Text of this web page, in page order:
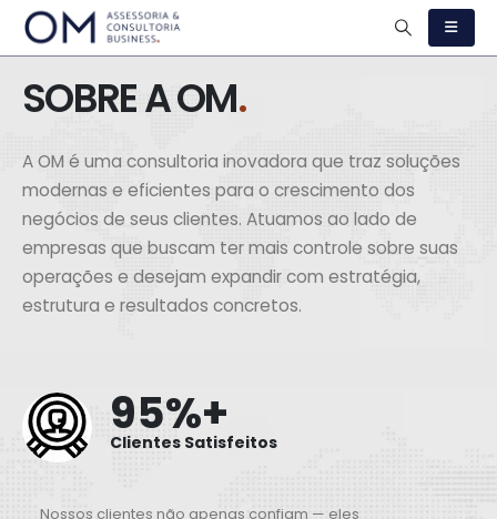
SOBRE A OM.
A OM é uma consultoria inovadora que traz soluções
modernas e eficientes para o crescimento dos
negócios de seus clientes. Atuamos ao lado de
empresas que buscam ter mais controle sobre suas
operações e desejam expandir com estratégia,
estrutura e resultados concretos.
95%+
Clientes Satisfeitos
Nossos clientes não apenas confiam — eles